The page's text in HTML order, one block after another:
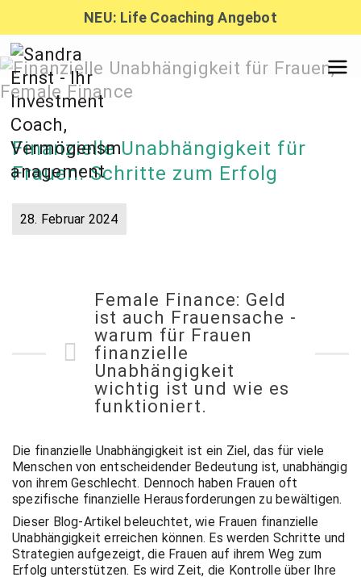
Inhalt
springen
NEU: Life Coaching Angebot
Sandra
Ernst –
Investmen
t Coach,
Anlageber
atung
Finanzielle Unabhängigkeit für
Frauen: Schritte zum Erfolg
28. Februar 2024
Female Finance: Geld
ist auch Frauensache -
warum für Frauen
finanzielle
Unabhängigkeit
wichtig ist und wie es
funktioniert.
Die finanzielle Unabhängigkeit ist ein Ziel, das für viele
Menschen von entscheidender Bedeutung ist, unabhängig
von ihrem Geschlecht. Dennoch haben Frauen oft
spezifische finanzielle Herausforderungen zu bewältigen.
Dieser Blog-Artikel beleuchtet, wie Frauen finanzielle
Unabhängigkeit erreichen können. Es werden Schritte und
Strategien aufgezeigt, die Frauen auf ihrem Weg zum
Erfolg unterstützen. Es wird Zeit, die Kontrolle über Ihre